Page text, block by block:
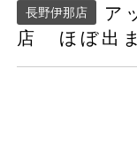
長野伊那店
ア
店 ほぼ出